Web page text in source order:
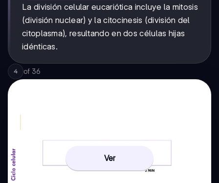
La división celular eucariótica incluye la mitosis
(división nuclear) y la citocinesis (división del
citoplasma), resultando en dos células hijas
idénticas.
4 of 36
Ver